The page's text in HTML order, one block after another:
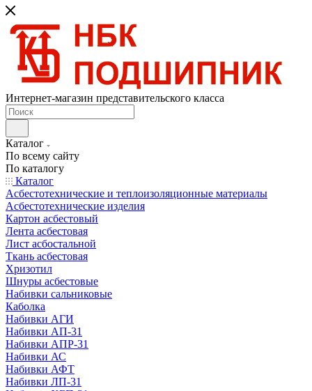
Интернет-магазин представительского класса
Каталог
По всему сайту
По каталогу
Каталог
Асбестотехнические и теплоизоляционные материалы
Асбестотехнические изделия
Картон асбестовый
Лента асбестовая
Лист асбостальной
Ткань асбестовая
Хризотил
Шнуры асбестовые
Набивки сальниковые
Каболка
Набивки АГИ
Набивки АП-31
Набивки АПР-31
Набивки АС
Набивки АФТ
Набивки ЛП-31